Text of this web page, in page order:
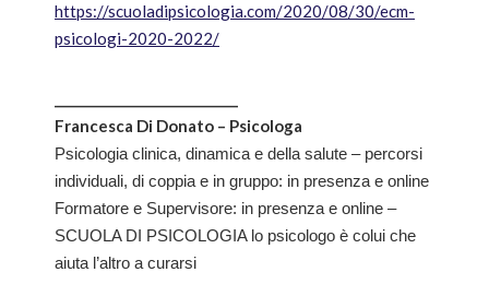
https://scuoladipsicologia.com/2020/08/30/ecm-
psicologi-2020-2022/
Francesca Di Donato – Psicologa
Psicologia clinica, dinamica e della salute – percorsi
individuali, di coppia e in gruppo: in presenza e online
Formatore e Supervisore: in presenza e online –
SCUOLA DI PSICOLOGIA lo psicologo è colui che
aiuta l’altro a curarsi